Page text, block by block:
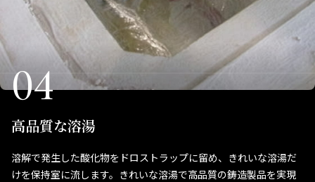
04
高品質な溶湯
溶解で発生した酸化物をドロストラップに留め、きれいな溶湯だ
けを保持室に流します。きれいな溶湯で高品質の鋳造製品を実現